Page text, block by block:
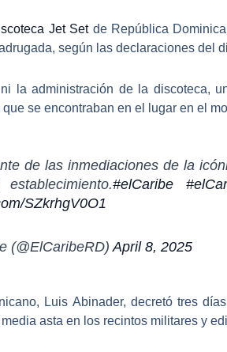
Jet Setde República
según las declaraciones del
la administración de la discoteca,
se encontraban en el lugar en el
de las inmediaciones de la
#elCaribe
SZkrhgV0O1
(@ElCaribeRD)April 8, 2025
Luis Abinader, decretó tres
asta en los recintos militares y